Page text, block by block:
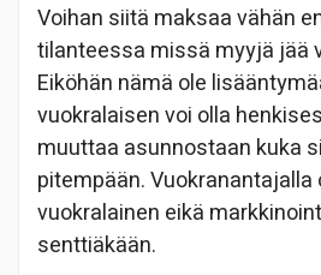
Voihan siitä maksaa vähän
tilanteessa missä myyjä jää
Eiköhän nämä ole
vuokralaisen voi olla
muuttaa asunnostaan kuka
pitempään. Vuokranantajalla
vuokralainen eikä
senttiäkään.